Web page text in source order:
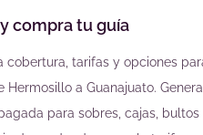
compra tu guía
cobertura, tarifas y opciones
Hermosillo a Guanajuato.
para sobres, cajas, bultos